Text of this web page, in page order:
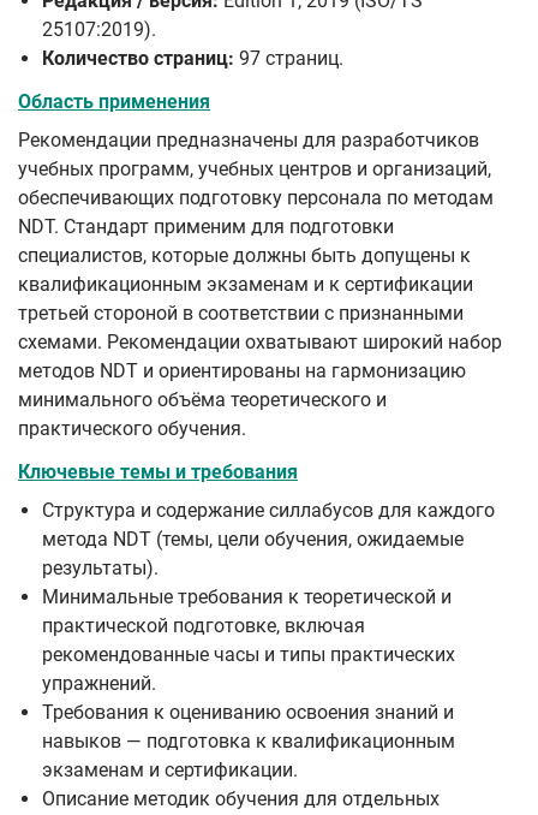
25107:2019).
Количество страниц: 97 страниц.
Область применения
Рекомендации предназначены для разработчиков
учебных программ, учебных центров и организаций,
обеспечивающих подготовку персонала по методам
NDT. Стандарт применим для подготовки
специалистов, которые должны быть допущены к
квалификационным экзаменам и к сертификации
третьей стороной в соответствии с признанными
схемами. Рекомендации охватывают широкий набор
методов NDT и ориентированы на гармонизацию
минимального объёма теоретического и
практического обучения.
Ключевые темы и требования
Структура и содержание силлабусов для каждого
метода NDT (темы, цели обучения, ожидаемые
результаты).
Минимальные требования к теоретической и
практической подготовке, включая
рекомендованные часы и типы практических
упражнений.
Требования к оцениванию освоения знаний и
навыков — подготовка к квалификационным
экзаменам и сертификации.
Описание методик обучения для отдельных